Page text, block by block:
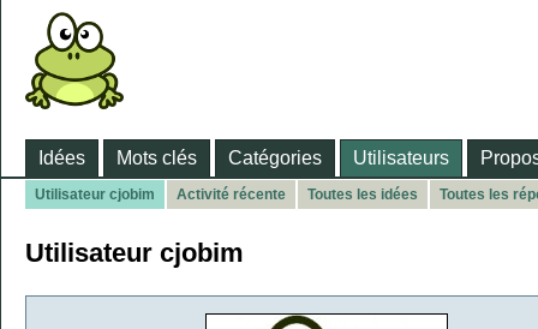
Idées Mots clés Catégories Utilisateurs
Utilisateur cjobim Activité récente Toutes les idées Toutes les
Utilisateur cjobim